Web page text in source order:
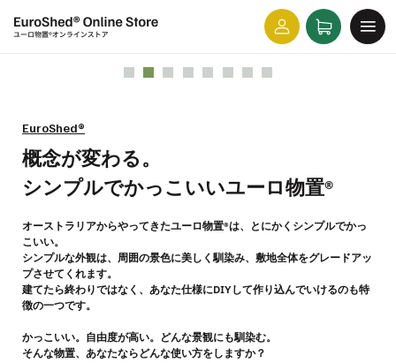
ンツに
進む
グ
イ
ー
ト
EuroShed® 3014F2
EuroShed® 4523WK2
EuroShed® 3008K2
EuroShed® 3060HK3
EuroShed® 2308K1
EuroShed® 3030GK2
EuroShed® 3029F2
EuroShed® 6030HK3
EuroShed®
概念が変わる。
シンプルでかっこいいユーロ物置®︎
オーストラリアからやってきたユーロ物置®は、とにかくシンプルでかっ
こいい。
シンプルな外観は、周囲の景色に美しく馴染み、敷地全体をグレードアッ
プさせてくれます。
建てたら終わりではなく、あなた仕様にDIYして作り込んでいけるのも特
徴の一つです。
かっこいい。自由度が高い。どんな景観にも馴染む。
そんな物置、あなたならどんな使い方をしますか？